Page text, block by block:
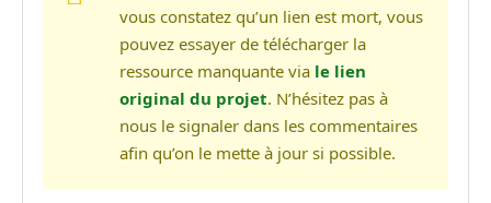
vous constatez qu’un lien est mort, vous
pouvez essayer de télécharger la
ressource manquante via le lien
original du projet. N’hésitez pas à
nous le signaler dans les commentaires
afin qu’on le mette à jour si possible.